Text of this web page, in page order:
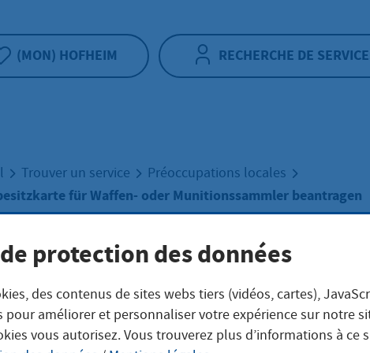
(MON) HOFHEIM RECHERCHE DE
Trouver un service Préoccupations locales
für Waffen- oder Munitionssammler beantragen
oder
protection des données
des contenus de sites webs tiers (vidéos, cartes),
améliorer et personnaliser votre expérience sur notre
vous autorisez. Vous trouverez plus d’informations à ce